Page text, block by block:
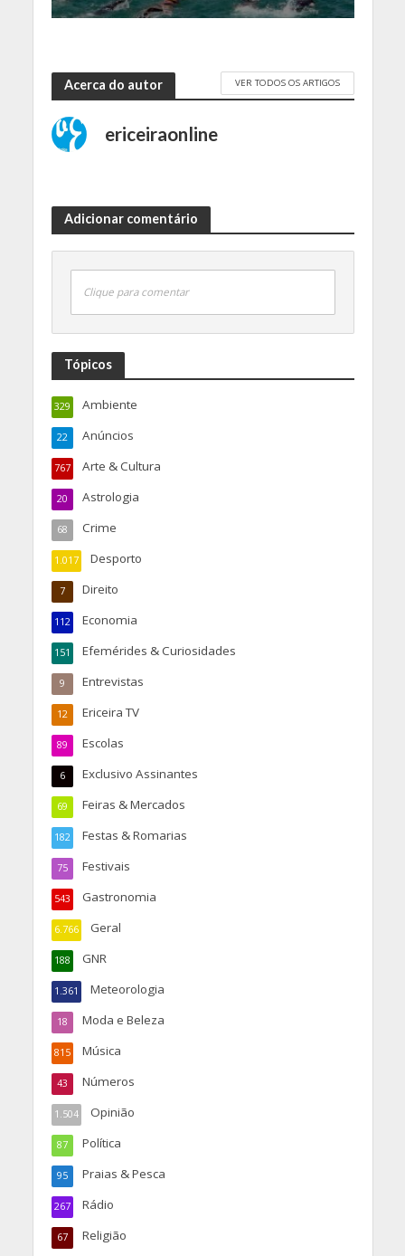
Acerca do autor VER TODOS OS ARTIGOS
ericeiraonline
Adicionar comentário
Clique para comentar
Tópicos
Ambiente
329
Anúncios
22
Arte & Cultura
767
Astrologia
20
Crime
68
Desporto
1.017
Direito
7
Economia
112
Efemérides & Curiosidades
151
Entrevistas
9
Ericeira TV
12
Escolas
89
Exclusivo Assinantes
6
Feiras & Mercados
69
Festas & Romarias
182
Festivais
75
Gastronomia
543
Geral
6.766
GNR
188
Meteorologia
1.361
Moda e Beleza
18
Música
815
Números
43
Opinião
1.504
Política
87
Praias & Pesca
95
Rádio
267
Religião
67